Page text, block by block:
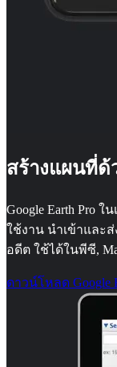
สร้างแผนที่ด้
Google Earth Pro
ใช้งาน นำเข้าและ
อดีต ใช้ได้ในพีซี,
ดาวน์โหลด Google